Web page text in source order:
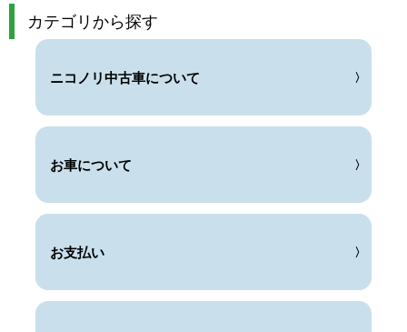
カテゴリから探す
ニコノリ中古車について
お車について
お支払い